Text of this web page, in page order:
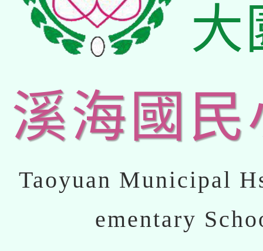
大
溪海國民
Taoyuan Municipal
ementary